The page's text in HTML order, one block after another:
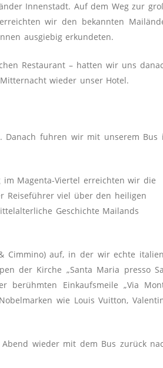
Innenstadt. Auf dem Weg zur
wir den bekannten
ausgiebig erkundeten.
Restau­rant – hatten wir uns
wieder unser Hotel.
Danach fuhren wir mit unserem Bus
im Magenta-Viertel erreichten wir die
Reiseführer viel über den heiligen
Geschichte Mai­lands
Cimmino) auf, in der wir echte
der Kirche „Santa Maria presso
berühmten Einkaufsmeile „Via
wie Louis Vuitton,
wieder mit dem Bus zurück
9326 - 0